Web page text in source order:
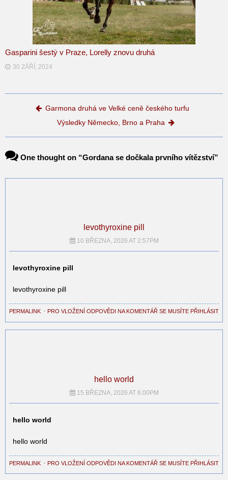
Gasparini šestý v Praze, Lorelly znovu druhá
30 ZÁŘÍ, 2024
Post navigation
Garmona druhá ve Velké ceně českého turfu
Výsledky Německo, Brno a Praha
One thought on “Gordana se dočkala prvního vítězství”
levothyroxine pill
10 BŘEZNA, 2026 AT 2:57PM
levothyroxine pill
levothyroxine pill
PERMALINK ⋅ PRO VLOŽENÍ ODPOVĚDI NA KOMENTÁŘ SE MUSÍTE PŘIHLÁSIT
hello world
15 BŘEZNA, 2026 AT 6:00PM
hello world
hello world
PERMALINK ⋅ PRO VLOŽENÍ ODPOVĚDI NA KOMENTÁŘ SE MUSÍTE PŘIHLÁSIT